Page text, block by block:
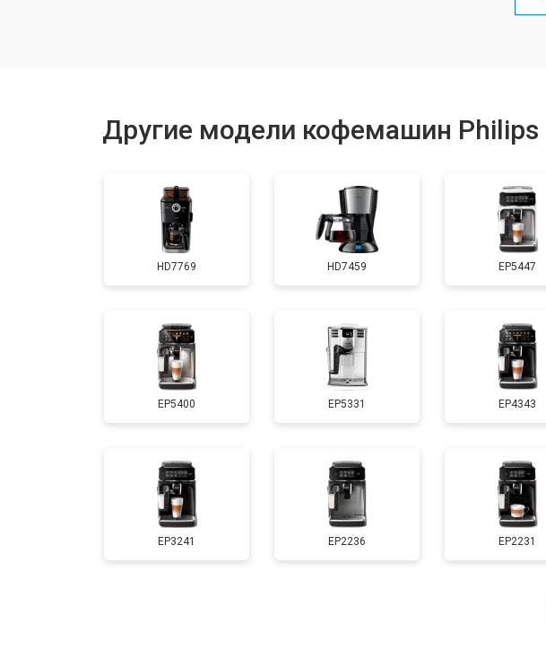
Другие модели кофемашин Philips
HD7769 HD7459 EP5447
EP5400 EP5331 EP4343
EP3241 EP2236 EP2231